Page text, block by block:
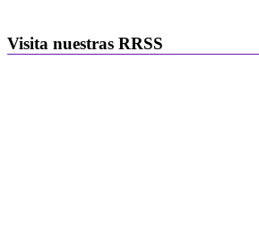
Visita nuestras RRSS